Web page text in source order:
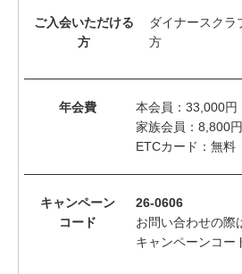
ご入会いただける
方
ダイナースクラ
方
年会費
本会員：33,000円
家族会員：8,800円
ETCカード：無料
キャンペーン
コード
26-0606
お問い合わせの際
キャンペーンコー